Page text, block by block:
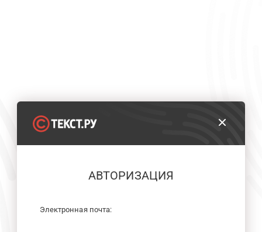
АВТОРИЗАЦИЯ
Электронная почта: